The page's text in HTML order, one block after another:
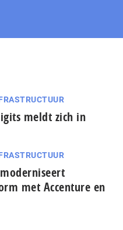
meldt zich in
met Accenture en